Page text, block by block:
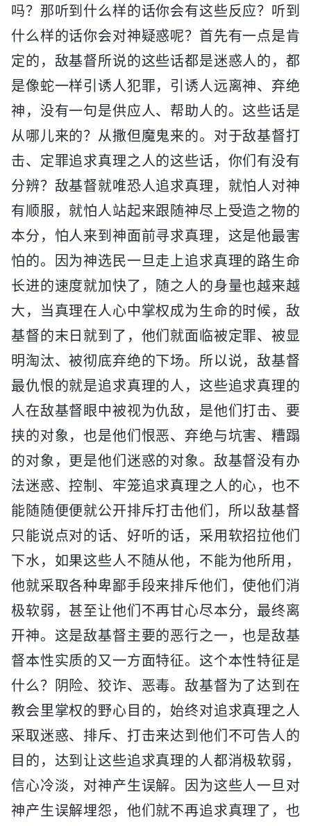
吗？那听到什么样的话你会有这些反应？听到
什么样的话你会对神疑惑呢？首先有一点是肯
定的，敌基督所说的这些话都是迷惑人的，都
是像蛇一样引诱人犯罪，引诱人远离神、弃绝
神，没有一句是供应人、帮助人的。这些话是
从哪儿来的？从撒但魔鬼来的。对于敌基督打
击、定罪追求真理之人的这些话，你们有没有
分辨？敌基督就唯恐人追求真理，就怕人对神
有顺服，就怕人站起来跟随神尽上受造之物的
本分，怕人来到神面前寻求真理，这是他最害
怕的。因为神选民一旦走上追求真理的路生命
长进的速度就加快了，随之人的身量也越来越
大，当真理在人心中掌权成为生命的时候，敌
基督的末日就到了，他们就面临被定罪、被显
明淘汰、被彻底弃绝的下场。所以说，敌基督
最仇恨的就是追求真理的人，这些追求真理的
人在敌基督眼中被视为仇敌，是他们打击、要
挟的对象，也是他们恨恶、弃绝与坑害、糟蹋
的对象，更是他们迷惑的对象。敌基督没有办
法迷惑、控制、牢笼追求真理之人的心，也不
能随随便便就公开排斥打击他们，所以敌基督
只能说点对的话、好听的话，采用软招拉他们
下水，如果这些人不随从他，不能为他所用，
他就采取各种卑鄙手段来排斥他们，使他们消
极软弱，甚至让他们不再甘心尽本分，最终离
开神。这是敌基督主要的恶行之一，也是敌基
督本性实质的又一方面特征。这个本性特征是
什么？阴险、狡诈、恶毒。敌基督为了达到在
教会里掌权的野心目的，始终对追求真理之人
采取迷惑、排斥、打击来达到他们不可告人的
目的，达到让这些追求真理的人都消极软弱，
信心冷淡，对神产生误解。因为这些人一旦对
神产生误解埋怨，他们就不再追求真理了，也